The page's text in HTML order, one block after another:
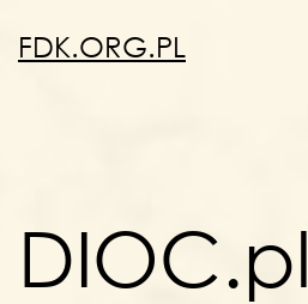
doFDK.ORG.PL
DIOC.pl